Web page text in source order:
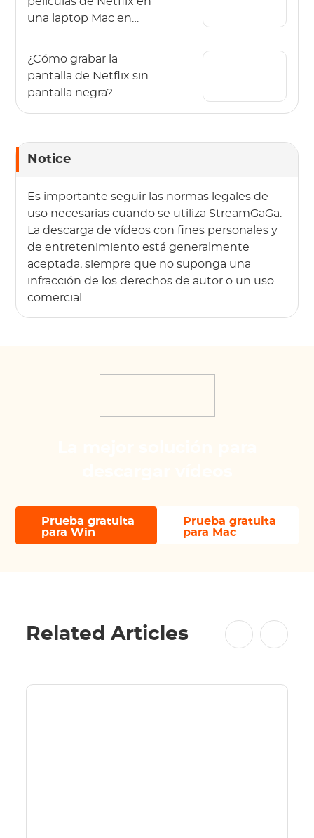
una laptop Mac en
¿Cómo grabar la
pantalla de Netflix sin
pantalla negra?
Notice
Es importante seguir las normas legales de
uso necesarias cuando se utiliza StreamGaGa.
La descarga de vídeos con fines personales y
de entretenimiento está generalmente
aceptada, siempre que no suponga una
infracción de los derechos de autor o un uso
comercial.
Prueba gratuita
para Win
Prueba gratuita
para Mac
Related Articles